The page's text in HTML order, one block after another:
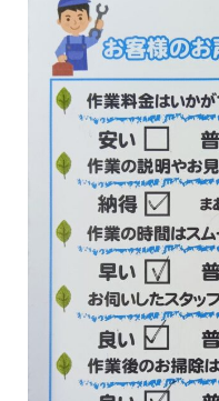
協力業者募集
ハタラク通信
ハタラクブログ
給湯器
作業・施工事例
お客様の声
簡単見積り
お問合わせ